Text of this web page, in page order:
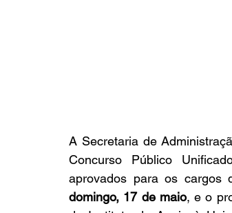
A Secretaria de
Concurso Público
aprovados para os cargos
domingo, 17 de maio, e o